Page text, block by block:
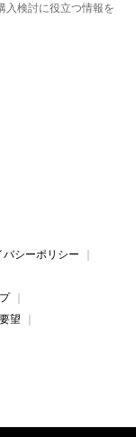
入検討に役立つ情報を
バシーポリシー
望